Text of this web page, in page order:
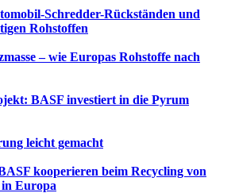
Schredder-Rückständen und
Rohstoffen
– wie Europas Rohstoffe nach
BASF investiert in die Pyrum
leicht gemacht
kooperieren beim Recycling von
Europa